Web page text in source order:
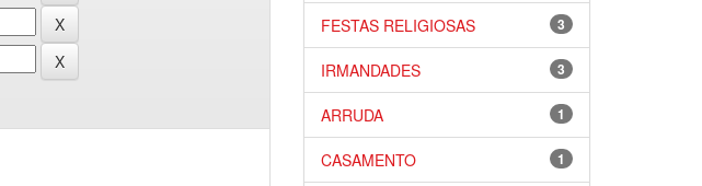
3
FESTAS RELIGIOSAS
3
IRMANDADES
1
ARRUDA
1
CASAMENTO